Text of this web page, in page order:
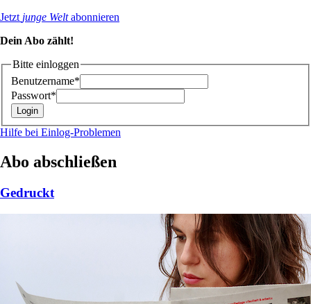
Jetzt junge Weltabonnieren
Dein Abo zählt!
Bitte einloggen
Benutzername*
Passwort*
Hilfe bei Einlog-Problemen
Abo abschließen
Gedruckt